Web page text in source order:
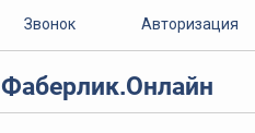
Звонок Авторизация
Фаберлик.Онлайн